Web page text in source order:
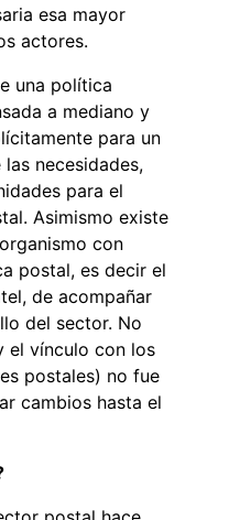
esa mayor
actores.
una política
a mediano y
para un
necesidades,
para el
Asimismo existe
con
postal, es decir el
de acompañar
del sector. No
el vínculo con los
postales) no fue
cambios hasta el